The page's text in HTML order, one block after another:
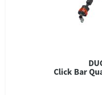
Click Bar